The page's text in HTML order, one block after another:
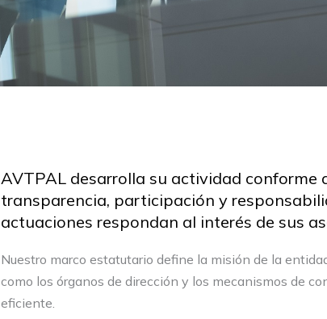
AVTPAL desarrolla su actividad
transparencia, participación y
actuaciones respondan al interés de sus
Nuestro marco estatutario define la misión de la
como los órganos de dirección y los mecanismos de
eficiente.